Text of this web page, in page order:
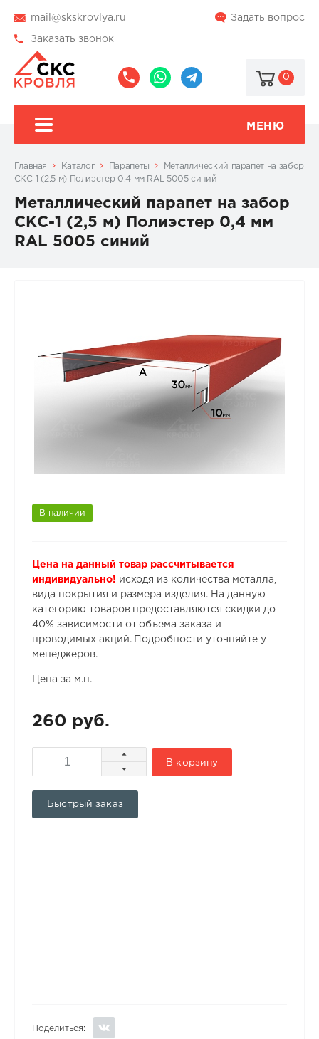
mail@skskrovlya.ru Задать вопрос
Заказать звонок
0
МЕНЮ
Главная Каталог Парапеты
Металлический парапет на забор
СКС-1 (2,5 м) Полиэстер 0,4 мм RAL 5005 синий
Металлический парапет на забор
СКС-1 (2,5 м) Полиэстер 0,4 мм
RAL 5005 синий
В наличии
Цена на данный товар рассчитывается
индивидуально! исходя из количества металла,
вида покрытия и размера изделия. На данную
категорию товаров предоставляются скидки до
40% зависимости от объема заказа и
проводимых акций. Подробности уточняйте у
менеджеров.
Цена за м.п.
260 руб.
В корзину
Быстрый заказ
Поделиться: